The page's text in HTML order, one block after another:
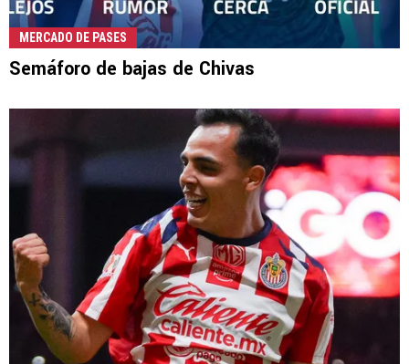
MERCADO DE PASES
Semáforo de bajas de Chivas